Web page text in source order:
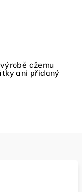
džemu
ani přidaný